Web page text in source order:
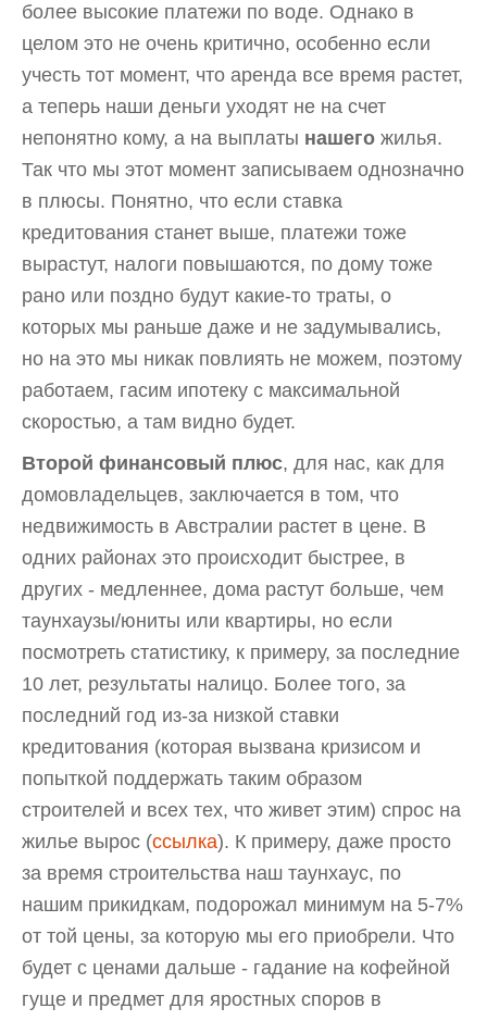
более высокие платежи по воде. Однако в
целом это не очень критично, особенно если
учесть тот момент, что аренда все время растет,
а теперь наши деньги уходят не на счет
непонятно кому, а на выплаты нашего жилья.
Так что мы этот момент записываем однозначно
в плюсы. Понятно, что если ставка
кредитования станет выше, платежи тоже
вырастут, налоги повышаются, по дому тоже
рано или поздно будут какие-то траты, о
которых мы раньше даже и не задумывались,
но на это мы никак повлиять не можем, поэтому
работаем, гасим ипотеку с максимальной
скоростью, а там видно будет.
Второй финансовый плюс, для нас, как для
домовладельцев, заключается в том, что
недвижимость в Австралии растет в цене. В
одних районах это происходит быстрее, в
других - медленнее, дома растут больше, чем
таунхаузы/юниты или квартиры, но если
посмотреть статистику, к примеру, за последние
10 лет, результаты налицо. Более того, за
последний год из-за низкой ставки
кредитования (которая вызвана кризисом и
попыткой поддержать таким образом
строителей и всех тех, что живет этим) спрос на
жилье вырос (ссылка). К примеру, даже просто
за время строительства наш таунхаус, по
нашим прикидкам, подорожал минимум на 5-7%
от той цены, за которую мы его приобрели. Что
будет с ценами дальше - гадание на кофейной
гуще и предмет для яростных споров в